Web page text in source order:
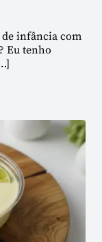
de infância com
Eu tenho